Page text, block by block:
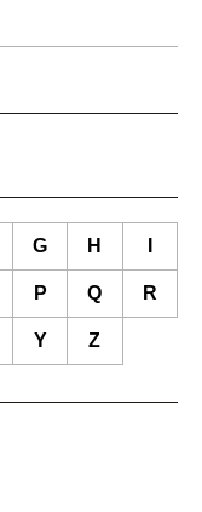
G H
P Q R
Y Z